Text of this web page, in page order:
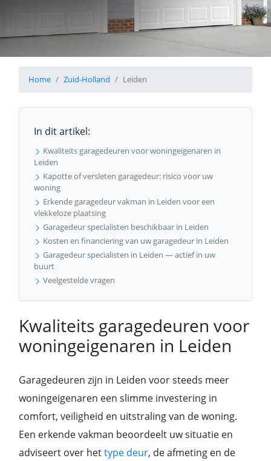
Home Zuid-Holland Leiden
In dit artikel:
Kwaliteits garagedeuren voor woningeigenaren in
Leiden
Kapotte of versleten garagedeur: risico voor uw
woning
Erkende garagedeur vakman in Leiden voor een
vlekkeloze plaatsing
Garagedeur specialisten beschikbaar in Leiden
Kosten en financiering van uw garagedeur in Leiden
Garagedeur specialisten in Leiden — actief in uw
buurt
Veelgestelde vragen
Kwaliteits garagedeuren voor
woningeigenaren in Leiden
Garagedeuren zijn in Leiden voor steeds meer
woningeigenaren een slimme investering in
comfort, veiligheid en uitstraling van de woning.
Een erkende vakman beoordeelt uw situatie en
adviseert over hettype deur, de afmeting en de